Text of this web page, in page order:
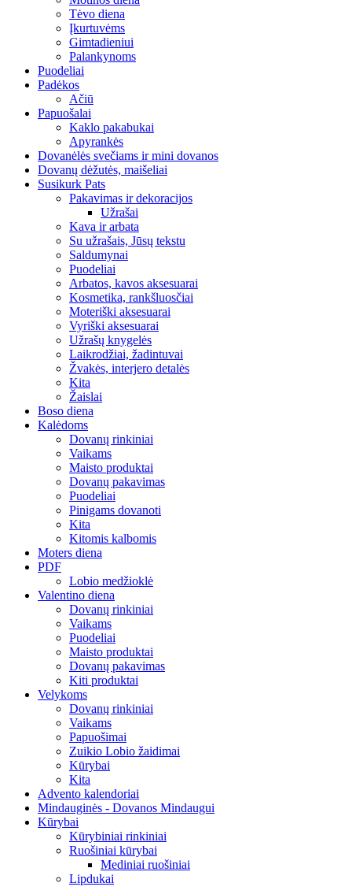
Tėvo diena
Įkurtuvėms
Gimtadieniui
Palankynoms
Puodeliai
Padėkos
Ačiū
Papuošalai
Kaklo pakabukai
Apyrankės
Dovanėlės svečiams ir mini dovanos
Dovanų dėžutės, maišeliai
Susikurk Pats
Pakavimas ir dekoracijos
Užrašai
Kava ir arbata
Su užrašais, Jūsų tekstu
Saldumynai
Puodeliai
Arbatos, kavos aksesuarai
Kosmetika, rankšluosčiai
Moteriški aksesuarai
Vyriški aksesuarai
Užrašų knygelės
Laikrodžiai, žadintuvai
Žvakės, interjero detalės
Kita
Žaislai
Boso diena
Kalėdoms
Dovanų rinkiniai
Vaikams
Maisto produktai
Dovanų pakavimas
Puodeliai
Pinigams dovanoti
Kita
Kitomis kalbomis
Moters diena
PDF
Lobio medžioklė
Valentino diena
Dovanų rinkiniai
Vaikams
Puodeliai
Maisto produktai
Dovanų pakavimas
Kiti produktai
Velykoms
Dovanų rinkiniai
Vaikams
Papuošimai
Zuikio Lobio žaidimai
Kūrybai
Kita
Advento kalendoriai
Mindauginės - Dovanos Mindaugui
Kūrybai
Kūrybiniai rinkiniai
Ruošiniai kūrybai
Mediniai ruošiniai
Lipdukai